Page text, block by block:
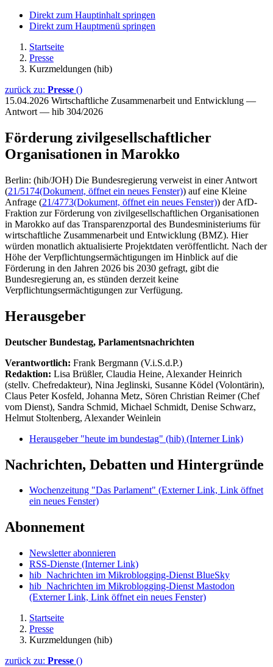
Direkt zum Hauptinhalt springen
Direkt zum Hauptmenü springen
Startseite
Presse
Kurzmeldungen (hib)
zurück zu: Presse ()
15.04.2026 Wirtschaftliche Zusammenarbeit und Entwicklung —
Antwort — hib 304/2026
Förderung zivilgesellschaftlicher
Organisationen in Marokko
Berlin: (hib/JOH) Die Bundesregierung verweist in einer Antwort
(21/5174(Dokument, öffnet ein neues Fenster)) auf eine Kleine
Anfrage (21/4773(Dokument, öffnet ein neues Fenster)) der AfD-
Fraktion zur Förderung von zivilgesellschaftlichen Organisationen
in Marokko auf das Transparenzportal des Bundesministeriums für
wirtschaftliche Zusammenarbeit und Entwicklung (BMZ). Hier
würden monatlich aktualisierte Projektdaten veröffentlicht. Nach der
Höhe der Verpflichtungsermächtigungen im Hinblick auf die
Förderung in den Jahren 2026 bis 2030 gefragt, gibt die
Bundesregierung an, es stünden derzeit keine
Verpflichtungsermächtigungen zur Verfügung.
Herausgeber
Deutscher Bundestag, Parlamentsnachrichten
Verantwortlich: Frank Bergmann (V.i.S.d.P.)
Redaktion: Lisa Brüßler, Claudia Heine, Alexander Heinrich
(stellv. Chefredakteur), Nina Jeglinski, Susanne Ködel (Volontärin),
Claus Peter Kosfeld, Johanna Metz, Sören Christian Reimer (Chef
vom Dienst), Sandra Schmid, Michael Schmidt, Denise Schwarz,
Helmut Stoltenberg, Alexander Weinlein
Herausgeber "heute im bundestag" (hib) (Interner Link)
Nachrichten, Debatten und Hintergründe
Wochenzeitung "Das Parlament" (Externer Link, Link öffnet
ein neues Fenster)
Abonnement
Newsletter abonnieren
RSS-Dienste (Interner Link)
hib_Nachrichten im Mikroblogging-Dienst BlueSky
hib_Nachrichten im Mikroblogging-Dienst Mastodon
(Externer Link, Link öffnet ein neues Fenster)
Startseite
Presse
Kurzmeldungen (hib)
zurück zu: Presse ()